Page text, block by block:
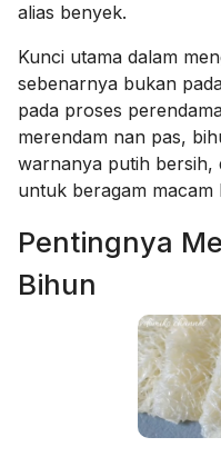
alias benyek.
Kunci utama dalam
sebenarnya bukan
pada proses
merendam nan pas,
warnanya putih bersih,
untuk beragam macam
Pentingnya
Bihun